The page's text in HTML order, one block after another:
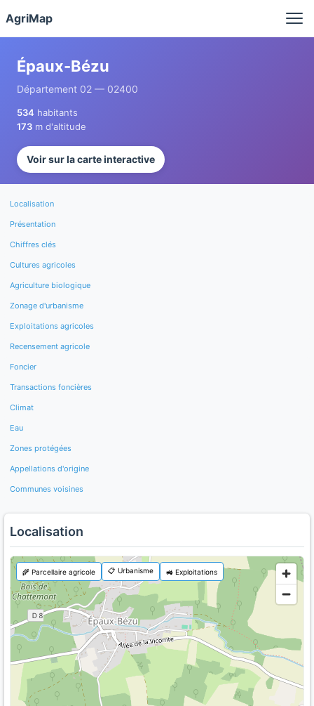
AgriMap
Épaux-Bézu
Département 02 — 02400
534 habitants
173 m d'altitude
Voir sur la carte interactive
Localisation
Présentation
Chiffres clés
Cultures agricoles
Agriculture biologique
Zonage d'urbanisme
Exploitations agricoles
Recensement agricole
Foncier
Transactions foncières
Climat
Eau
Zones protégées
Appellations d'origine
Communes voisines
Localisation
🌾 Parcellaire agricole 📋 Urbanisme 🚜 Exploitations